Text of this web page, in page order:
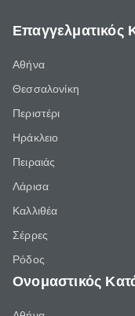
Επαγγελματικός
Αθήνα
Θεσσαλονίκη
Περιστέρι
Ηράκλειο
Πειραιάς
Λάρισα
Καλλιθέα
Σέρρες
Ρόδος
Ονομαστικός